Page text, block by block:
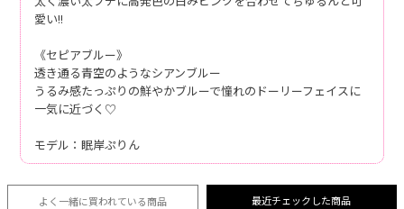
愛い!!
《セピアブルー》
透き通る青空のようなシアンブルー
うるみ感たっぷりの鮮やかブルーで憧れのドーリーフェイスに
一気に近づく♡
モデル：眠岸ぷりん
よく一緒に買われている商品 最近チェックした商品